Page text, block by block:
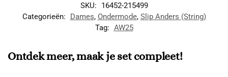
SKU:
16452-215499
Categorieën:
Dames, Ondermode, Slip Anders (String)
Tag: AW25
Ontdek meer, maak je set compleet!